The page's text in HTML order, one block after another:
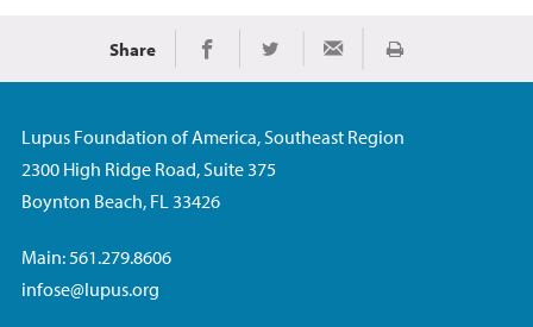
Share Share on Facebook
Share on TwitterShare via EmailImprimir
Lupus Foundation of America, Southeast Region
2300 High Ridge Road, Suite 375
Boynton Beach, FL 33426
Main: 561.279.8606
infose@lupus.org